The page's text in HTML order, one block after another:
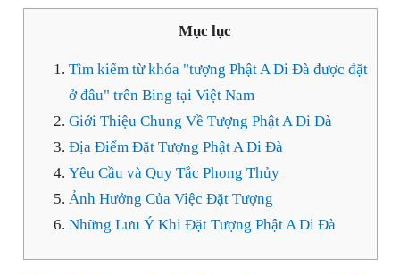
Mục lục
Tìm kiếm từ khóa "tượng Phật A Di Đà được đặt
ở đâu" trên Bing tại Việt Nam
Giới Thiệu Chung Về Tượng Phật A Di Đà
Địa Điểm Đặt Tượng Phật A Di Đà
Yêu Cầu và Quy Tắc Phong Thủy
Ảnh Hưởng Của Việc Đặt Tượng
Những Lưu Ý Khi Đặt Tượng Phật A Di Đà